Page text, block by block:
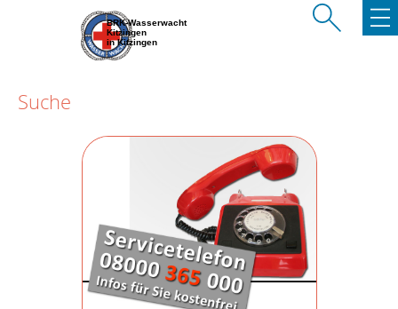
BRK-Wasserwacht
Kitzingen
in Kitzingen
Suche